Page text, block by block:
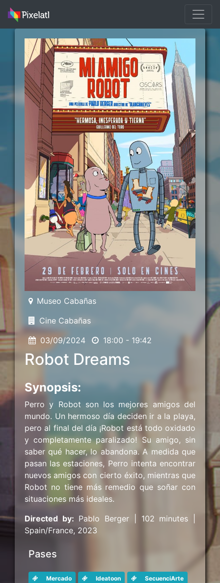
Museo Cabañas
Cine Cabañas
03/09/2024
18:00 - 19:42
Robot Dreams
Synopsis:
Perro y Robot son los mejores amigos del
mundo. Un hermoso día deciden ir a la playa,
pero al final del día ¡Robot está todo oxidado
y completamente paralizado! Su amigo, sin
saber qué hacer, lo abandona. A medida que
pasan las estaciones, Perro intenta encontrar
nuevos amigos con cierto éxito, mientras que
Robot no tiene más remedio que soñar con
situaciones más ideales.
Directed by: Pablo Berger | 102 minutes |
Spain/France, 2023
Pases
Mercado Ideatoon SecuenciArte